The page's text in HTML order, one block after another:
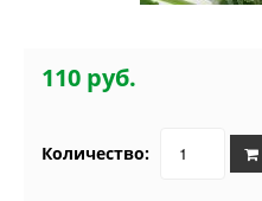
110 руб.
Количество: